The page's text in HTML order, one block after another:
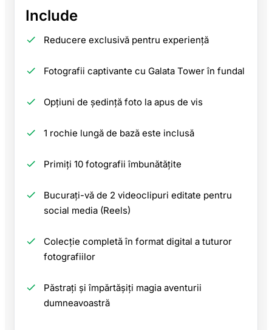
Include
Reducere exclusivă pentru experiență
Fotografii captivante cu Galata Tower în fundal
Opțiuni de ședință foto la apus de vis
1 rochie lungă de bază este inclusă
Primiți 10 fotografii îmbunătățite
Bucurați-vă de 2 videoclipuri editate pentru
social media (Reels)
Colecție completă în format digital a tuturor
fotografiilor
Păstrați și împărtășiți magia aventurii
dumneavoastră